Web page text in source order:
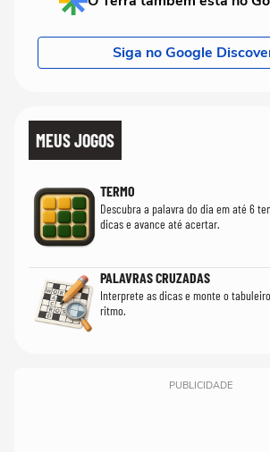
Siga no Google
MEUS JOGOS
TERMO
Descubra a palavra do dia em até 6
dicas e avance até acertar.
PALAVRAS CRUZADAS
Interprete as dicas e monte o
ritmo.
PUBLICIDADE